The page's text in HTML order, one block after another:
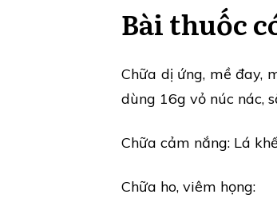
Bài thuốc
Chữa dị ứng, mề đay,
dùng 16g vỏ núc nác,
Chữa cảm nắng: Lá
Chữa ho, viêm họng: